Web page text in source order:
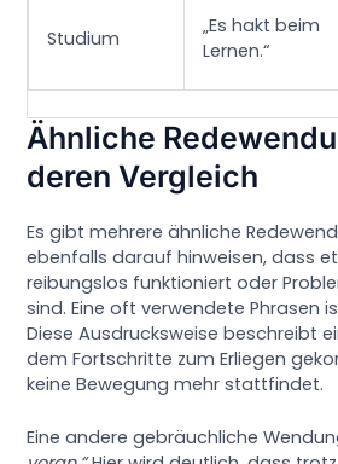
Studium
„Es hakt beim
Lernen.“
Ähnliche
deren Vergleich
Es gibt mehrere ähnliche
ebenfalls darauf hinweisen, dass
reibungslos funktioniert oder
sind. Eine oft verwendete Phrasen
Diese Ausdrucksweise beschreibt
dem Fortschritte zum Erliegen
keine Bewegung mehr stattfindet.
Eine andere gebräuchliche